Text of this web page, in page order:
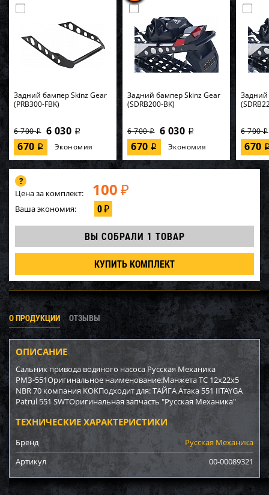
Задний бампер Skinz Gear
(PRB300-FBK)
6 700i 6 030 i
670 i Экономия
Задний бампер Skinz Gear
(SDRB200-BK)
6 700i 6 030 i
670 i Экономия
Задний
6 700i
670
Цена за комплект: 100 ₽
Ваша экономия: 0₽
ВЫ СОБРАЛИ 1 ТОВАР
КУПИТЬ КОМПЛЕКТ
О ПРОДУКЦИИ ОТЗЫВЫ
ОПИСАНИЕ
Сальник привода водяного насоса Русская Механика
РМЗ-551Оригинальное наименование:Манжета TC 12x22x5
NBR 70 компания KOKПодходит для: ТАЙГА Атака 551 IITAYGA
Patrul 551 SWTОригинальная запчасть "Русская Механика"
ТЕХНИЧЕСКИЕ ХАРАКТЕРИСТИКИ
Бренд
Русская Механика
Артикул
00-00089321